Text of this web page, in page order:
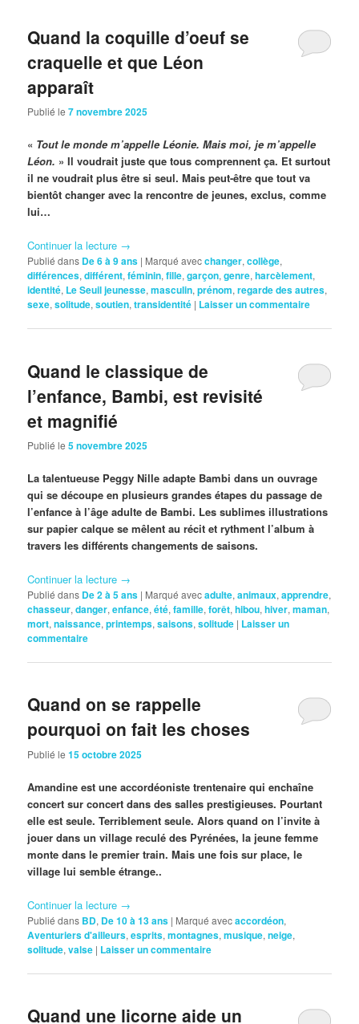
Quand la coquille d’oeuf se
craquelle et que Léon
apparaît
Publié le7 novembre 2025
« Tout le monde m’appelle Léonie. Mais moi, je m’appelle
Léon. » Il voudrait juste que tous comprennent ça. Et surtout
il ne voudrait plus être si seul. Mais peut-être que tout va
bientôt changer avec la rencontre de jeunes, exclus, comme
lui…
Continuer la lecture →
Publié dans De 6 à 9 ans | Marqué avecchanger,collège,
différences,différent,féminin,fille,garçon,genre,harcèlement,
identité, Le Seuil jeunesse,masculin,prénom,regarde des autres,
sexe,solitude,soutien,transidentité | Laisser un commentaire
Quand le classique de
l’enfance, Bambi, est revisité
et magnifié
Publié le5 novembre 2025
La talentueuse Peggy Nille adapte Bambi dans un ouvrage
qui se découpe en plusieurs grandes étapes du passage de
l’enfance à l’âge adulte de Bambi. Les sublimes illustrations
sur papier calque se mêlent au récit et rythment l’album à
travers les différents changements de saisons.
Continuer la lecture →
Publié dans De 2 à 5 ans | Marqué avecadulte,animaux,apprendre,
chasseur,danger,enfance,été,famille,forêt,hibou,hiver,maman,
mort,naissance,printemps,saisons,solitude | Laisser un
commentaire
Quand on se rappelle
pourquoi on fait les choses
Publié le15 octobre 2025
Amandine est une accordéoniste trentenaire qui enchaîne
concert sur concert dans des salles prestigieuses. Pourtant
elle est seule. Terriblement seule. Alors quand on l’invite à
jouer dans un village reculé des Pyrénées, la jeune femme
monte dans le premier train. Mais une fois sur place, le
village lui semble étrange..
Continuer la lecture →
Publié dans BD, De 10 à 13 ans | Marqué avecaccordéon,
Aventuriers d'ailleurs,esprits,montagnes,musique,neige,
solitude,valse | Laisser un commentaire
Quand une licorne aide un